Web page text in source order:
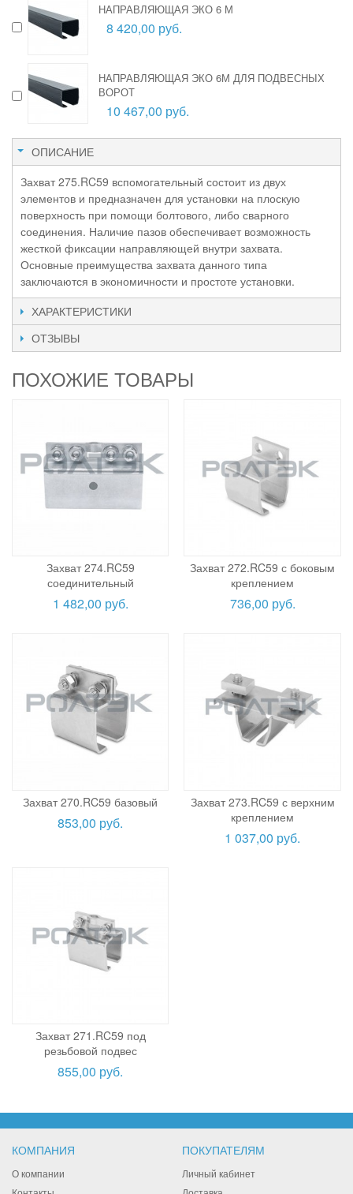
НАПРАВЛЯЮЩАЯ ЭКО 6 М
8 420,00 руб.
НАПРАВЛЯЮЩАЯ ЭКО 6М ДЛЯ ПОДВЕСНЫХ
ВОРОТ
10 467,00 руб.
ОПИСАНИЕ
Захват 275.RC59 вспомогательный состоит из двух
элементов и предназначен для установки на плоскую
поверхность при помощи болтового, либо сварного
соединения. Наличие пазов обеспечивает возможность
жесткой фиксации направляющей внутри захвата.
Основные преимущества захвата данного типа
заключаются в экономичности и простоте установки.
ХАРАКТЕРИСТИКИ
ОТЗЫВЫ
ПОХОЖИЕ ТОВАРЫ
Захват 274.RC59
соединительный
1 482,00 руб.
Захват 272.RC59 с боковым
креплением
736,00 руб.
Захват 270.RC59 базовый
853,00 руб.
Захват 273.RC59 с верхним
креплением
1 037,00 руб.
Захват 271.RC59 под
резьбовой подвес
855,00 руб.
КОМПАНИЯ
О компании
ПОКУПАТЕЛЯМ
Личный кабинет